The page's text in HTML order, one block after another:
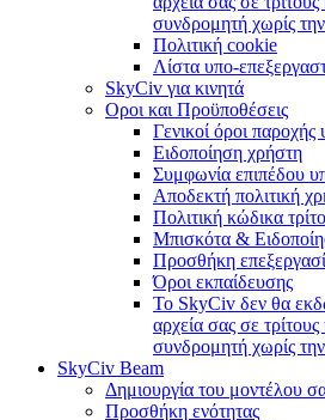
συνδρομητή χωρίς
Πολιτική cookie
Λίστα υπο-
SkyCiv για κινητά
Οροι και Προϋποθέσεις
Γενικοί όροι
Ειδοποίηση χρήστη
Συμφωνία επιπέδου
Αποδεκτή πολιτική
Πολιτική κώδικα
Μπισκότα &
Προσθήκη
Όροι εκπαίδευσης
Το SkyCiv δεν θα
αρχεία σας σε
συνδρομητή χωρίς
SkyCiv Beam
Δημιουργία του μοντέλου
Προσθήκη ενότητας